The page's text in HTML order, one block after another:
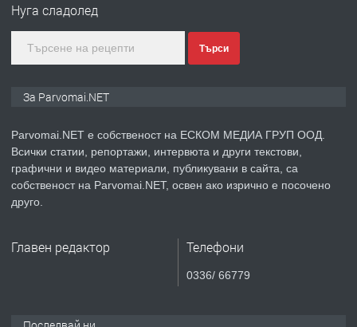
преди 1 година
ПРЕДЛАГА Уроци по Математика
Нуга сладолед
Търси
За Parvomai.NET
Parvomai.NET е собственост на ЕСКОМ МЕДИА ГРУП ООД.
Всички статии, репортажи, интервюта и други текстови,
графични и видео материали, публикувани в сайта, са
собственост на Parvomai.NET, освен ако изрично е посочено
друго.
Главен редактор Телефони
0336/ 66779